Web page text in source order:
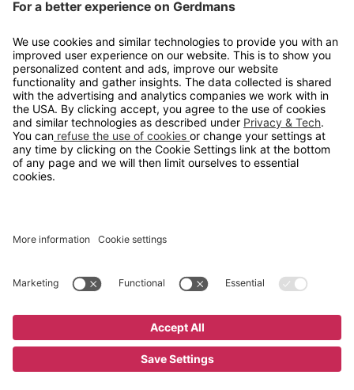
Kontakt
info@gerdmans.no
67 80 56 20
Åpningstid
Hverdager 08:00-16:00